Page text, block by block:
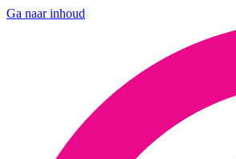
Ga naar inhoud